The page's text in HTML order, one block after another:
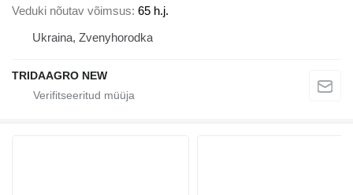
Veduki nõutav võimsus 65 h.j.
Ukraina, Zvenyhorodka
TRIDAAGRO NEW